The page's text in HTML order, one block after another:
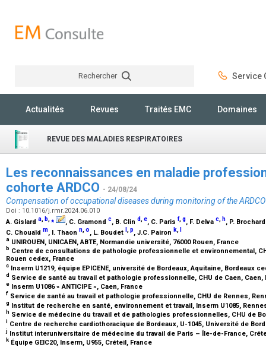
Rechercher Service
Actualités Revues Traités EMC Domaines
REVUE DES MALADIES RESPIRATOIRES
Les reconnaissances en maladie
cohorte ARDCO - 24/08/24
Compensation of occupational diseases during monitoring of the
Doi : 10.1016/j.rmr.2024.06.010
A. Gislard a, b,⁎ , C. Gramond c, B. Clin d,e, C. Paris f,g, F. Delva c, h, P.
C. Chouaïd m, I. Thaon n o, L. Boudet p, J.C. Pairon k
a UNIROUEN, UNICAEN, ABTE, Normandie université, 76000 Rouen, France
b Centre de consultations de pathologie professionnelle et environnemental,
Rouen cedex, France
c Inserm U1219, équipe EPICENE, université de Bordeaux, Aquitaine, Bordeaux
d Service de santé au travail et pathologie professionnelle, CHU de Caen, Caen,
e Inserm U1086 « ANTICIPE », Caen, France
f Service de santé au travail et pathologie professionnelle, CHU de Rennes,
g Institut de recherche en santé, environnement et travail, Inserm U1085,
h Service de médecine du travail et de pathologies professionnelles, CHU de
i Centre de recherche cardiothoracique de Bordeaux, U-1045, Université de
j Institut interuniversitaire de médecine du travail de Paris – Île-de-France,
k Équipe GEIC20, Inserm, U955, Créteil, France